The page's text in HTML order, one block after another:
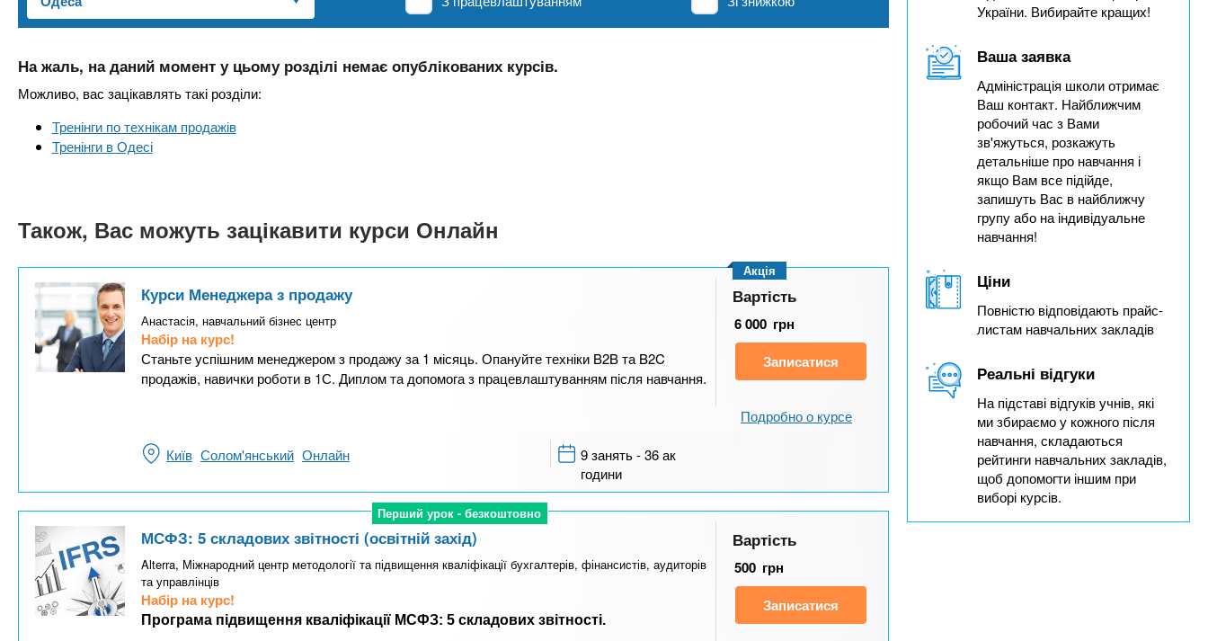
n
t
s
i
n
o
и
х
з
а
в
На жаль, на даний момент у цьому розділі немає опублікованих курсів.
Можливо, вас зацікавлять такі розділи:
Тренінги по технікам продажів
Тренінги в Одесі
Також, Вас можуть зацікавити курси Онлайн
Курси Менеджера з продажу
Анастасія, навчальний бізнес центр
Набір на курс!
Станьте успішним менеджером з продажу за 1 місяць. Опануйте техніки B2B та B2C
продажів, навички роботи в 1С. Диплом та допомога з працевлаштуванням після навчання.
Акція
Вартість
6 000 грн
Записатися
Подробно о курсе
Київ Солом'янський Онлайн
9 занять - 36 ак
години
Перший урок - безкоштовно
Перший урок - безкоштовно
МСФЗ: 5 складових звітності (освітній захід)
Alterra, Міжнародний центр методології та підвищення кваліфікації бухгалтерів, фінансистів, аудиторів
та управлінців
Набір на курс!
Програма підвищення кваліфікації МСФЗ: 5 складових звітності.
Вартість
500 грн
Записатися
України. Вибирайте кращих!
Ваша заявка
Адміністрація школи отримає
Ваш контакт. Найближчим
робочий час з Вами
зв'яжуться, розкажуть
детальніше про навчання і
якщо Вам все підійде,
запишуть Вас в найближчу
групу або на індивідуальне
навчання!
Ціни
Повністю відповідають прайс-
листам навчальних закладів
Реальні відгуки
На підставі відгуків учнів, які
ми збираємо у кожного після
навчання, складаються
рейтинги навчальних закладів,
щоб допомогти іншим при
виборі курсів.